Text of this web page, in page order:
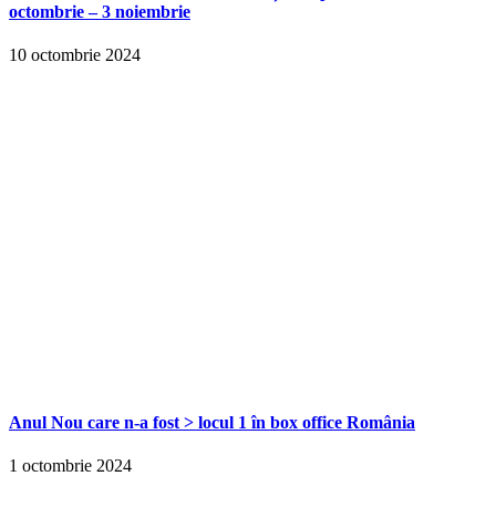
octombrie – 3 noiembrie
10 octombrie 2024
Anul Nou care n-a fost > locul 1 în box office România
1 octombrie 2024